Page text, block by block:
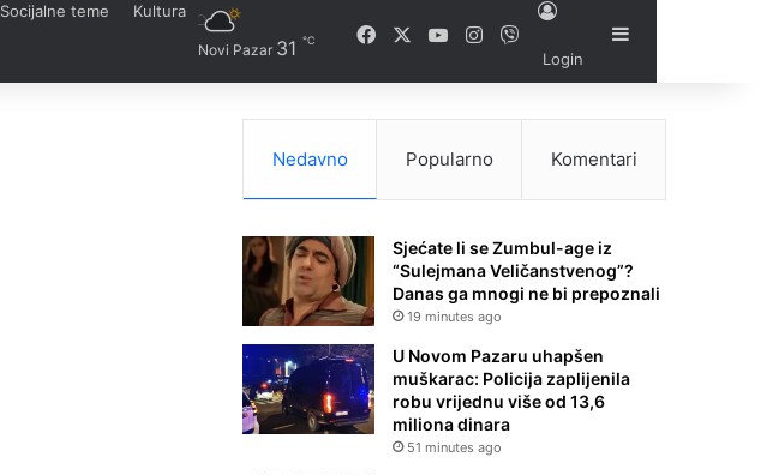
Socijalne teme Kultura
Novi Pazar 31 ℃ FacebookYouTubeInstagram
Viber
Login
Sidebar
Nedavno Popularno Komentari
Sjećate li se Zumbul-age iz
“Sulejmana Veličanstvenog”?
Danas ga mnogi ne bi prepoznali
19 minutes ago
U Novom Pazaru uhapšen
muškarac: Policija zaplijenila
robu vrijednu više od 13,6
miliona dinara
51 minutes ago